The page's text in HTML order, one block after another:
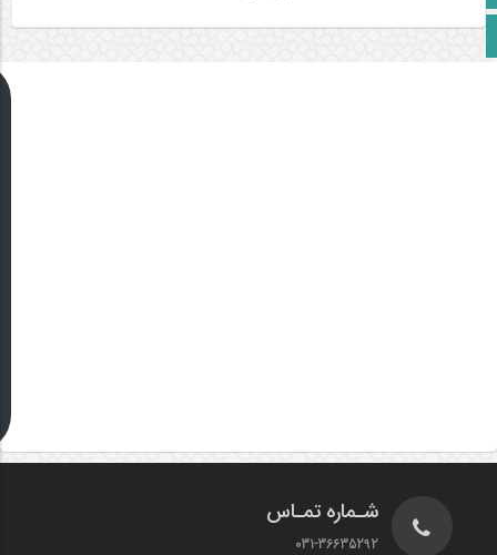
زبان انگلیسی
شـماره تمـاس
031-36635292